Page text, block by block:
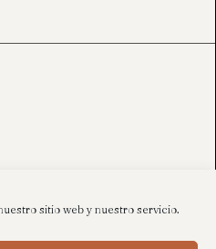
sitio web y nuestro servicio.